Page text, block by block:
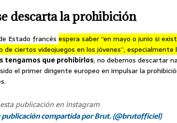
descarta la prohibición
Estado francés espera saber “en mayo o junio si
de ciertos videojuegos en los jóvenes”,
tengamos que prohibirlos; no debemos descartar
el primer dirigente europeo en impulsar la
publicación en Instagram
publicación compartida por Brut. (@brutofficiel)